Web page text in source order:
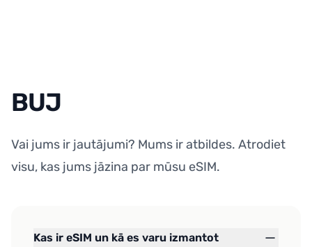
BUJ
Vai jums ir jautājumi? Mums ir atbildes. Atrodiet
visu, kas jums jāzina par mūsu eSIM.
Kas ir eSIM un kā es varu izmantot